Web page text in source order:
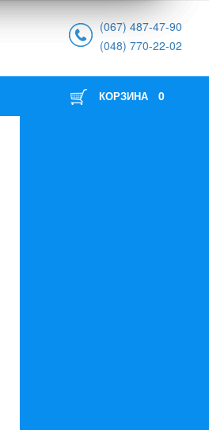
(067) 487-47-90
(048) 770-22-02
КОРЗИНА 0